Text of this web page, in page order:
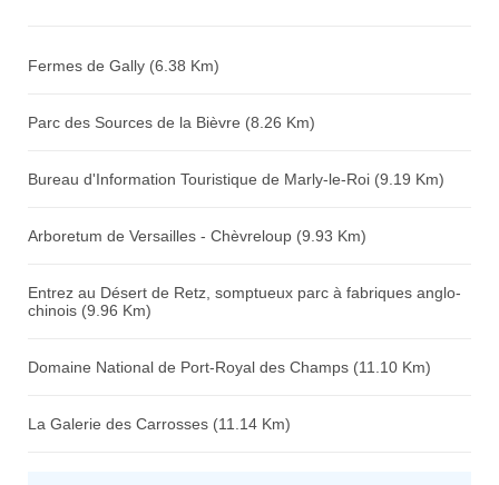
Fermes de Gally (6.38 Km)
Parc des Sources de la Bièvre (8.26 Km)
Bureau d'Information Touristique de Marly-le-Roi (9.19 Km)
Arboretum de Versailles - Chèvreloup (9.93 Km)
Entrez au Désert de Retz, somptueux parc à fabriques anglo-
chinois (9.96 Km)
Domaine National de Port-Royal des Champs (11.10 Km)
La Galerie des Carrosses (11.14 Km)